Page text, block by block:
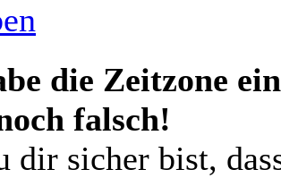
die Zeitzone
falsch!
dir sicher bist,